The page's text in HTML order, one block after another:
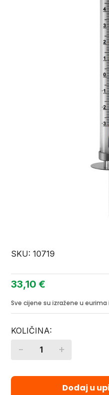
SKU:10719
33,10€
Sve cijene su izražene u
Quantity
- +
Dodaj u